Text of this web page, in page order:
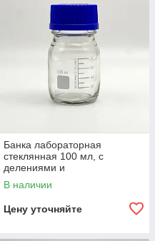
Банка лабораторная
стеклянная 100 мл, с
делениями и
навинчивающейся
полипропиленовой крышкой,
В наличии
Цену уточняйте